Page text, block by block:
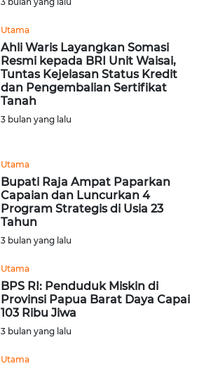
Utama
Ahli Waris Layangkan Somasi
Resmi kepada BRI Unit Waisai,
Tuntas Kejelasan Status Kredit
dan Pengembalian Sertifikat
Tanah
3 bulan yang lalu
Utama
Bupati Raja Ampat Paparkan
Capaian dan Luncurkan 4
Program Strategis di Usia 23
Tahun
3 bulan yang lalu
Utama
BPS RI: Penduduk Miskin di
Provinsi Papua Barat Daya Capai
103 Ribu Jiwa
3 bulan yang lalu
Utama